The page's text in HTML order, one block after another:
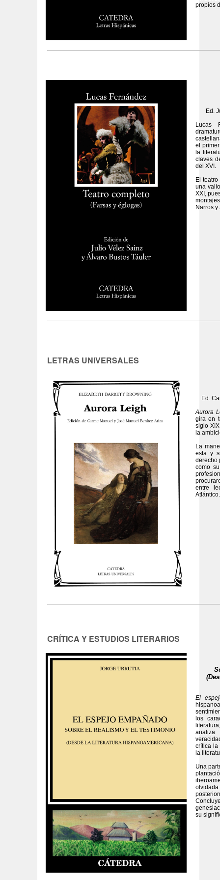
propios
Ed.
Lucas
el
la
claves
del XVI.
El teatro
una
XXI,
Narros y
LETRAS UNIVERSALES
Ed.
Aurora
gira en
siglo
la
La
esta y
derecho
como
entre
Atlántico.
CRÍTICA Y ESTUDIOS LITERARIOS
El
los
analiza
crítica la
la
Una
su